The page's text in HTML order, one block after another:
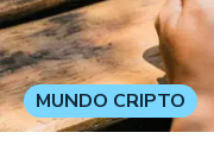
MUNDO CRIPTO